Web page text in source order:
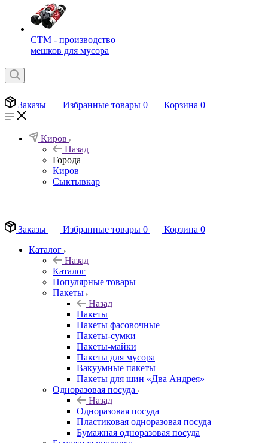
СТМ - производство
мешков для мусора
Заказы Избранные товары 0 Корзина 0
Киров
Назад
Города
Киров
Сыктывкар
Заказы
Избранные товары 0 Корзина 0
Каталог
Назад
Каталог
Популярные товары
Пакеты
Назад
Пакеты
Пакеты фасовочные
Пакеты-сумки
Пакеты-майки
Пакеты для мусора
Вакуумные пакеты
Пакеты для шин «Два Андрея»
Одноразовая посуда
Назад
Одноразовая посуда
Пластиковая одноразовая посуда
Бумажная одноразовая посуда